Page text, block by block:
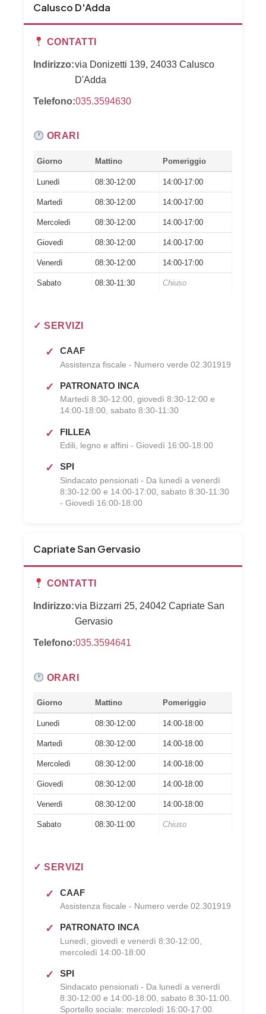
Calusco D'Adda
CONTATTI
Indirizzo:via Donizetti 139, 24033 Calusco
D'Adda
Telefono:035.3594630
ORARI
Giorno Mattino Pomeriggio
Lunedì 08:30-12:00 14:00-17:00
Martedì 08:30-12:00 14:00-17:00
Mercoledì 08:30-12:00 14:00-17:00
Giovedì 08:30-12:00 14:00-17:00
Venerdì 08:30-12:00 14:00-17:00
Sabato 08:30-11:30 Chiuso
✓ SERVIZI
CAAF
Assistenza fiscale - Numero verde 02.301919
PATRONATO INCA
Martedì 8:30-12:00, giovedì 8:30-12:00 e
14:00-18:00, sabato 8:30-11:30
FILLEA
Edili, legno e affini - Giovedì 16:00-18:00
SPI
Sindacato pensionati - Da lunedì a venerdì
8:30-12:00 e 14:00-17:00, sabato 8:30-11:30
- Giovedì 16:00-18:00
Capriate San Gervasio
CONTATTI
Indirizzo:via Bizzarri 25, 24042 Capriate San
Gervasio
Telefono:035.3594641
ORARI
Giorno Mattino Pomeriggio
Lunedì 08:30-12:00 14:00-18:00
Martedì 08:30-12:00 14:00-18:00
Mercoledì 08:30-12:00 14:00-18:00
Giovedì 08:30-12:00 14:00-18:00
Venerdì 08:30-12:00 14:00-18:00
Sabato 08:30-11:00 Chiuso
✓ SERVIZI
CAAF
Assistenza fiscale - Numero verde 02.301919
PATRONATO INCA
Lunedì, giovedì e venerdì 8:30-12:00,
mercoledì 14:00-18:00
SPI
Sindacato pensionati - Da lunedì a venerdì
8:30-12:00 e 14:00-18:00, sabato 8:30-11:00.
Sportello sociale: mercoledì 16:00-17:00.